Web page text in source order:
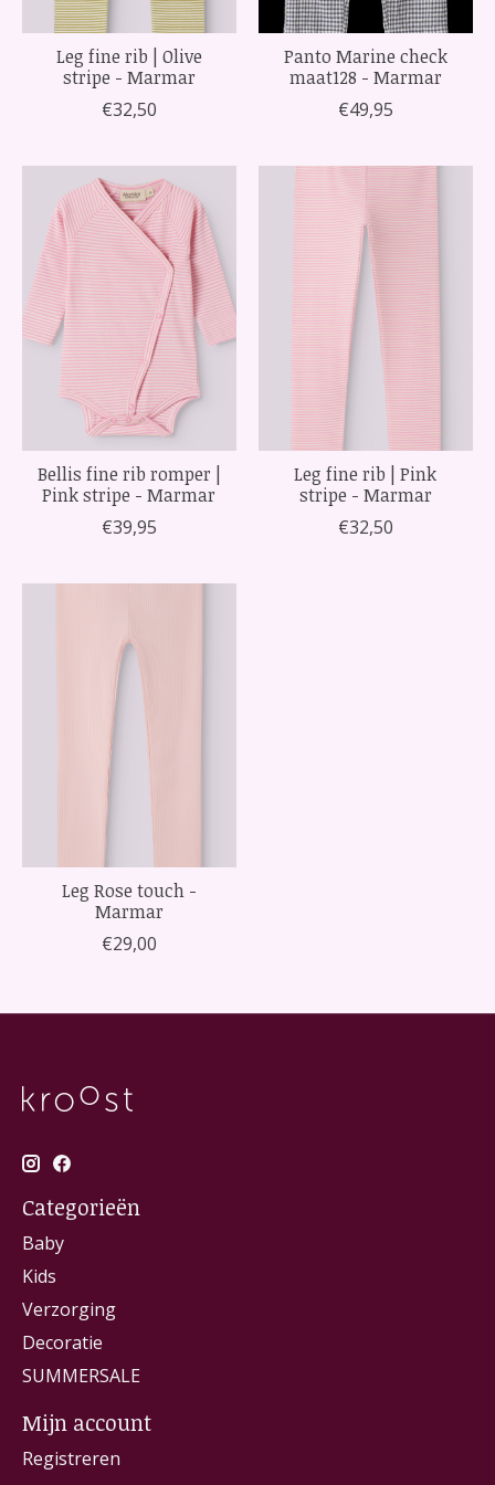
Leg fine rib | Olive
stripe - Marmar
€32,50
Panto Marine check
maat128 - Marmar
€49,95
Bellis fine rib romper |
Pink stripe - Marmar
€39,95
Leg fine rib | Pink
stripe - Marmar
€32,50
Leg Rose touch -
Marmar
€29,00
Categorieën
Baby
Kids
Verzorging
Decoratie
SUMMERSALE
Mijn account
Registreren